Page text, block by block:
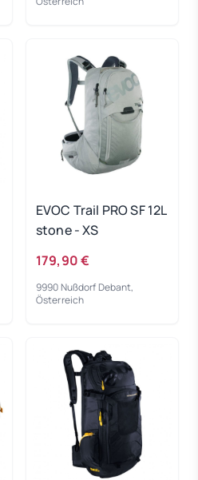
EVOC Trail PRO SF 12L
stone - XS
179,90 €
9990 Nußdorf Debant,
Österreich